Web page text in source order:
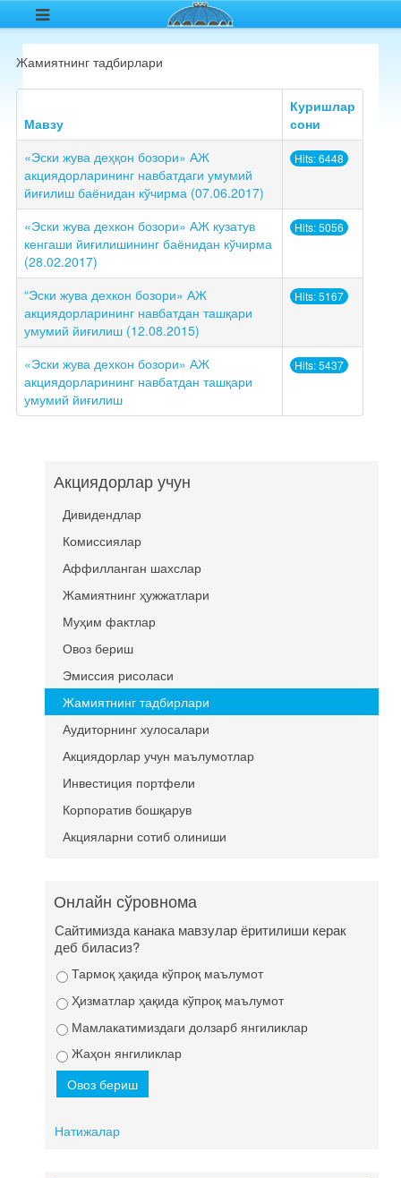
Жамиятнинг тадбирлари
Мавзу
Куришлар
сони
«Эски жува деҳқон бозори» АЖ
акциядорларининг навбатдаги умумий
йиғилиш баёнидан кўчирма (07.06.2017)
Hits: 6448
«Эски жува дехкон бозори» АЖ кузатув
кенгаши йиғилишининг баёнидан кўчирма
(28.02.2017)
Hits: 5056
“Эски жува дехкон бозори» АЖ
акциядорларининг навбатдан ташқари
умумий йиғилиш (12.08.2015)
Hits: 5167
«Эски жува дехкон бозори» АЖ
акциядорларининг навбатдан ташқари
умумий йиғилиш
Hits: 5437
Акциядорлар учун
Дивидендлар
Комиссиялар
Аффилланган шахслар
Жамиятнинг ҳужжатлари
Муҳим фактлар
Овоз бериш
Эмиссия рисоласи
Жамиятнинг тадбирлари
Аудиторнинг хулосалари
Акциядорлар учун маълумотлар
Инвестиция портфели
Корпоратив бошқарув
Акцияларни сотиб олиниши
Онлайн сўровнома
Сайтимизда канака мавзулар ёритилиши керак
деб биласиз?
Тармоқ ҳақида кўпроқ маълумот
Ҳизматлар ҳақида кўпроқ маълумот
Мамлакатимиздаги долзарб янгиликлар
Жаҳон янгиликлар
Натижалар